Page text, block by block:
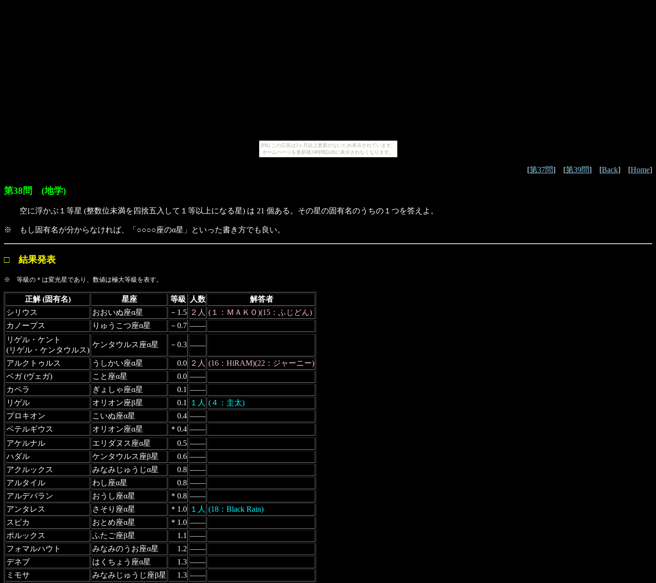
[PR] この広告は3ヶ月以上更新がないため表示されています。
ホームページを更新後24時間以内に表示されなくなります。
[第37問] [第39問] [Back] [Home]
第38問 (地学)
空に浮かぶ１等星 (整数位未満を四捨五入して１等以上になる星) は 21 個ある。その星の固有名のうちの１つを答えよ。
※ もし固有名が分からなければ、「○○○○座のα星」といった書き方でも良い。
□ 結果発表
※ 等級の＊は変光星であり、数値は極大等級を表す。
正解 (固有名) 星座 等級 人数
解答者
シリウス
おおいぬ座α星 －1.5 ２人 (１：ＭＡＫＯ)(15：ふじどん)
カノープス
りゅうこつ座α星 －0.7 ――
リゲル・ケント
(リゲル・ケンタウルス)
ケンタウルス座α星 －0.3 ――
アルクトゥルス うしかい座α星 0.0 ２人 (16：HiRAM)(22：ジャーニー)
ベガ (ヴェガ)
こと座α星 0.0 ――
カペラ
ぎょしゃ座α星 0.1 ――
リゲル
オリオン座β星 0.1 １人 (４：圭太)
プロキオン
こいぬ座α星 0.4 ――
ベテルギウス
オリオン座α星 ＊0.4 ――
アケルナル
エリダヌス座α星 0.5 ――
ハダル
ケンタウルス座β星 0.6 ――
アクルックス
みなみじゅうじα星 0.8 ――
アルタイル
わし座α星 0.8 ――
アルデバラン
おうし座α星 ＊0.8 ――
アンタレス
さそり座α星 ＊1.0 １人 (18：Black Rain)
スピカ
おとめ座α星 ＊1.0 ――
ポルックス
ふたご座β星 1.1 ――
フォマルハウト
みなみのうお座α星 1.2 ――
デネブ
はくちょう座α星 1.3 ――
ミモサ
みなみじゅうじ座β星 1.3 ――